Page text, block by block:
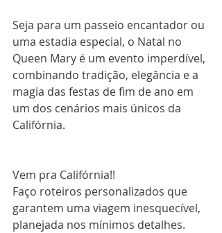
Seja para um passeio encantador ou
uma estadia especial, o Natal no
Queen Mary é um evento imperdível,
combinando tradição, elegância e a
magia das festas de fim de ano em
um dos cenários mais únicos da
Califórnia.
Vem pra Califórnia!!
Faço roteiros personalizados que
garantem uma viagem inesquecível,
planejada nos mínimos detalhes.